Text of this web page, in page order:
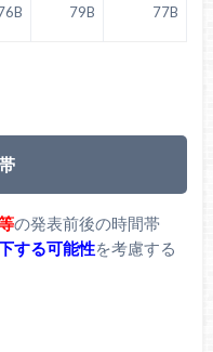
79B 77B
の発表前後の時間帯
する可能性を考慮する